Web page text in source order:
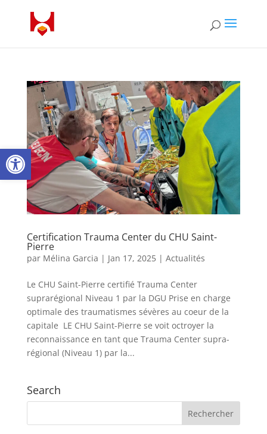
Ouvrir la barre d’outils
Certification Trauma Center du CHU Saint-
Pierre
par Mélina Garcia | Jan 17, 2025| Actualités
Le CHU Saint-Pierre certifié Trauma Center
suprarégional Niveau 1 par la DGU Prise en charge
optimale des traumatismes sévères au coeur de la
capitale LE CHU Saint-Pierre se voit octroyer la
reconnaissance en tant que Trauma Center supra-
régional (Niveau 1) par la...
Search